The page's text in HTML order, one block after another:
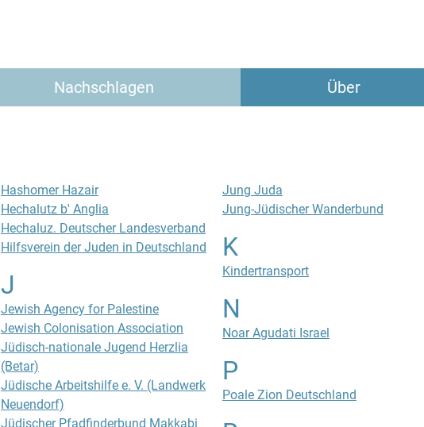
Nachschlagen Über
Hashomer Hazair
Hechalutz b' Anglia
Hechaluz. Deutscher Landesverband
Hilfsverein der Juden in Deutschland
J
Jewish Agency for Palestine
Jewish Colonisation Association
Jüdisch-nationale Jugend Herzlia
(Betar)
Jüdische Arbeitshilfe e. V. (Landwerk
Neuendorf)
Jüdischer Pfadfinderbund Makkabi
Jung Juda
Jung-Jüdischer Wanderbund
K
Kindertransport
N
Noar Agudati Israel
P
Poale Zion Deutschland